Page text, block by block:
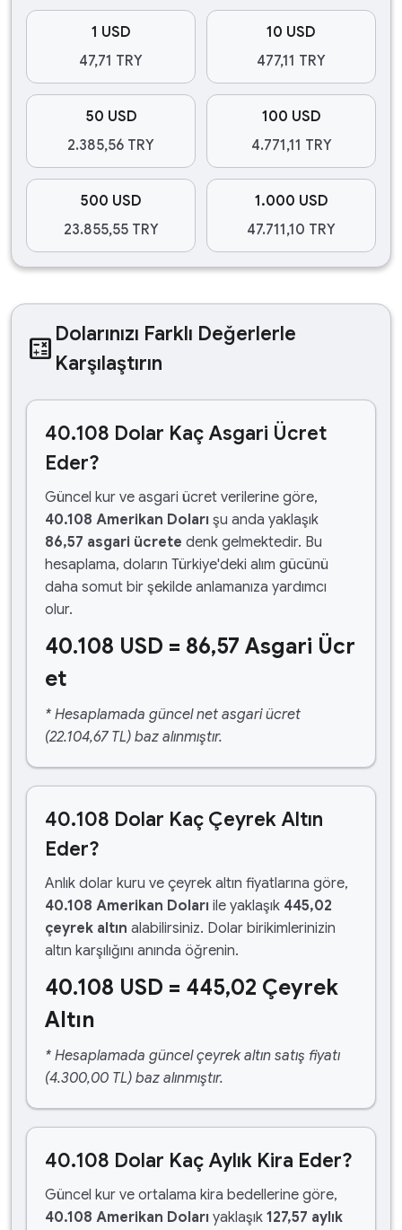
1 USD
47,71 TRY
10 USD
477,11 TRY
50 USD
2.385,56 TRY
100 USD
4.771,11 TRY
500 USD
23.855,55 TRY
1.000 USD
47.711,10 TRY
calculate Dolarınızı Farklı Değerlerle
Karşılaştırın
40.108 Dolar Kaç Asgari Ücret
Eder?
Güncel kur ve asgari ücret verilerine göre,
40.108 Amerikan Doları şu anda yaklaşık
86,57 asgari ücrete denk gelmektedir. Bu
hesaplama, doların Türkiye'deki alım gücünü
daha somut bir şekilde anlamanıza yardımcı
olur.
40.108 USD = 86,57 Asgari Ücr
et
* Hesaplamada güncel net asgari ücret
(22.104,67 TL) baz alınmıştır.
40.108 Dolar Kaç Çeyrek Altın
Eder?
Anlık dolar kuru ve çeyrek altın fiyatlarına göre,
40.108 Amerikan Doları ile yaklaşık 445,02
çeyrek altın alabilirsiniz. Dolar birikimlerinizin
altın karşılığını anında öğrenin.
40.108 USD = 445,02 Çeyrek
Altın
* Hesaplamada güncel çeyrek altın satış fiyatı
(4.300,00 TL) baz alınmıştır.
40.108 Dolar Kaç Aylık Kira Eder?
Güncel kur ve ortalama kira bedellerine göre,
40.108 Amerikan Doları yaklaşık 127,57 aylık